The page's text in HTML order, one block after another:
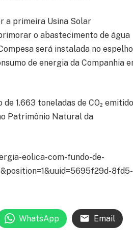
a primeira Usina Solar
o abastecimento de água
será instalada no espelho
de energia da Companhia
1.663 toneladas de CO₂
Patrimônio Natural da
eolica-com-fundo-de-
8fd5-
WhatsApp Email